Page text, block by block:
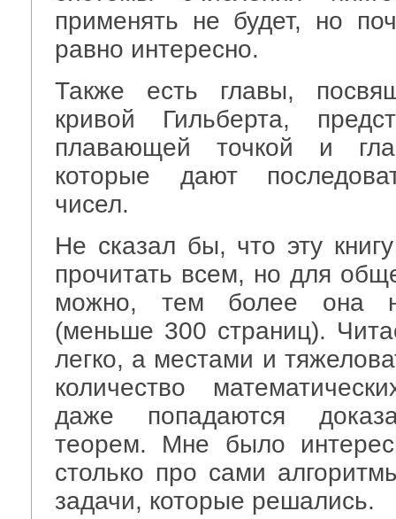
применять не будет, но
равно интересно.
Также есть главы,
кривой Гильберта,
плавающей точкой и
которые дают
чисел.
Не сказал бы, что эту
прочитать всем, но для
можно, тем более она
(меньше 300 страниц).
легко, а местами и
количество
даже попадаются
теорем. Мне было
столько про сами
задачи, которые решались.